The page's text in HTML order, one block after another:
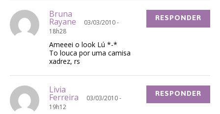
Bruna
Rayane
03/03/2010 -
18h28
Ameeei o look Lú *-*
To louca por uma camisa
xadrez, rs
RESPONDER
Livia
Ferreira
03/03/2010 -
19h12
RESPONDER